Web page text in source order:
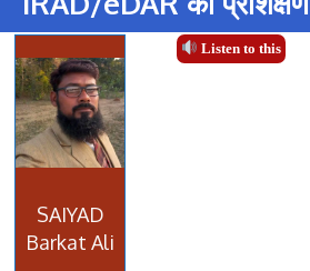
Listen to this
SAIYAD
Barkat Ali